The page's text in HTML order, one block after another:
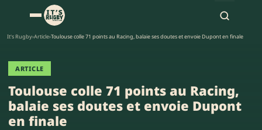
It's Rugby›Article›Toulouse colle 71 points au Racing, balaie ses doutes et envoie Dupont en finale
ARTICLE
Toulouse colle 71 points au Racing,
balaie ses doutes et envoie Dupont
en finale